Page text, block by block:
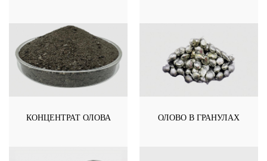
КОНЦЕНТРАТ ОЛОВА ОЛОВО В ГРАНУЛАХ